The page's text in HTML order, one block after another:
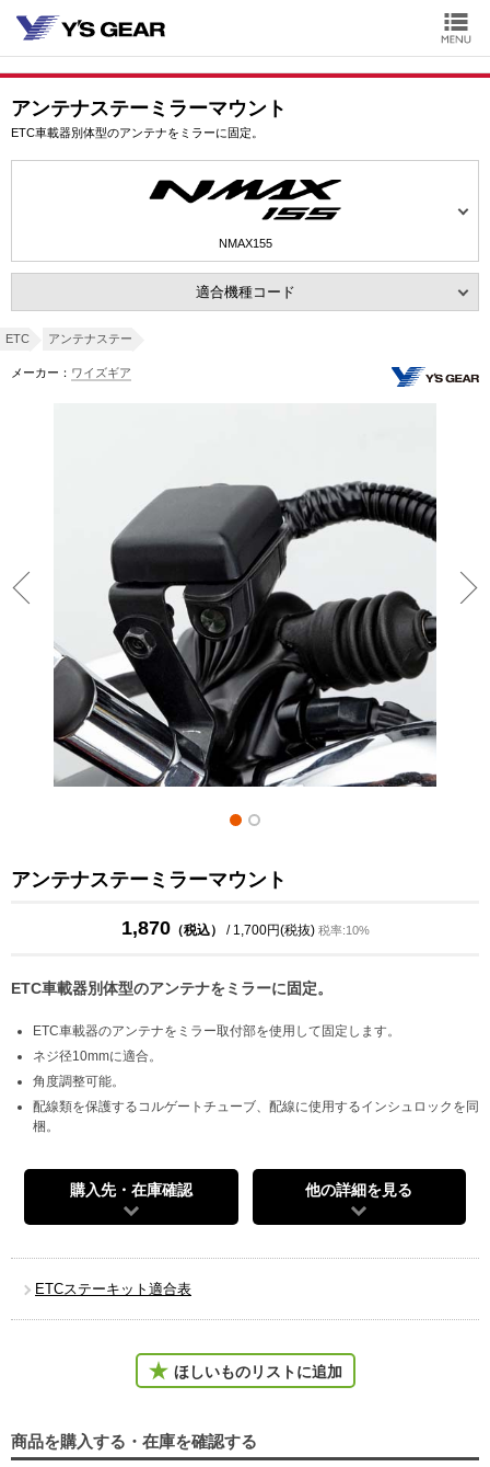
アンテナステーミラーマウント
ETC車載器別体型のアンテナをミラーに固定。
NMAX155
適合機種コード
ETC アンテナステー
メーカー： ワイズギア
アンテナステーミラーマウント
1,870（税込） / 1,700円(税抜) 税率:10%
ETC車載器別体型のアンテナをミラーに固定。
ETC車載器のアンテナをミラー取付部を使用して固定します。
ネジ径10mmに適合。
角度調整可能。
配線類を保護するコルゲートチューブ、配線に使用するインシュロックを同
梱。
購入先・在庫確認 他の詳細を見る
ETCステーキット適合表
ほしいものリストに追加
商品を購入する・在庫を確認する